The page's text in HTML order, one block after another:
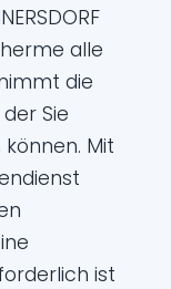
alle
die
Sie
Mit
ist